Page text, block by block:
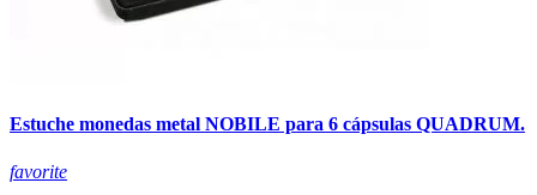
Estuche monedas metal NOBILE para 6 cápsulas QUADRUM.
favorite